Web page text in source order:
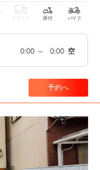
トラック 原付 バイク
0:00 ～ 0:00 空
予約へ